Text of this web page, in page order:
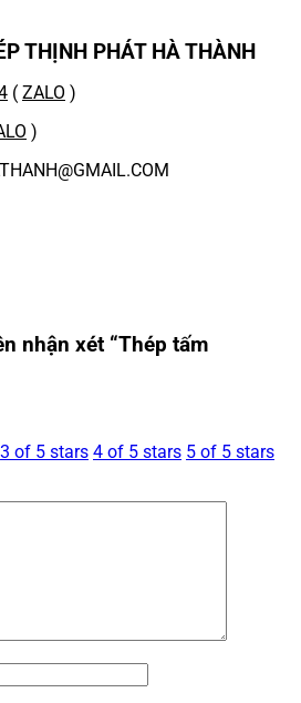
THỊNH PHÁT HÀ THÀNH
( ZALO )
)
nhận xét “Thép tấm
3 of 5 stars 4 of 5 stars 5 of 5 stars